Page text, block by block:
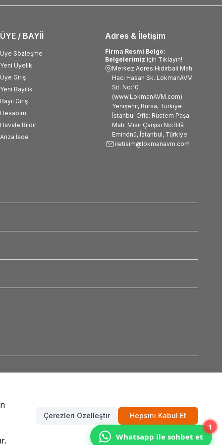
Whatsapp ile sohbet et
1
Adres & İletişim
Firma Resmi Belge:
Belgelerimiz için Tıklayın!
Merkez Adres:Hıdırbali Mah.
Hacı Hasan Sk. LokmanAVM
Sit. No:10
(www.LokmanAVM.com)
Yenişehir, Bursa, Türkiye
İstanbul Ofis: Rüstem Paşa
Mah. Mısır Çarşısı No:Bilâ
Eminönü, İstanbul, Türkiye
iletisim@lokmanavm.com
ÜYE / BAYİİ
Üye Sözleşme
Yeni Üyelik
Üye Giriş
Yeni Bayilik
Bayii Giriş
Hesabım
Havale Bildir
Arıza İade
Çerezleri Özelleştir Hepsini Kabul Et